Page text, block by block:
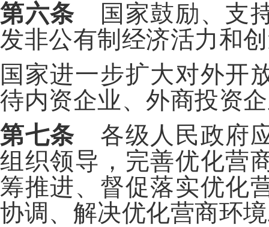
第六条 国家鼓励、支
发非公有制经济活力和
国家进一步扩大对外开
待内资企业、外商投资
第七条 各级人民政府
组织领导，完善优化营
筹推进、督促落实优化
协调、解决优化营商环